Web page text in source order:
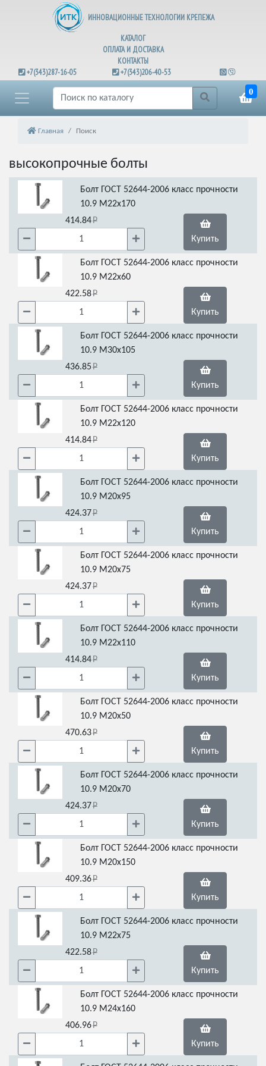
ИННОВАЦИОННЫЕ ТЕХНОЛОГИИ КРЕПЕЖА
КАТАЛОГ
ОПЛАТА И ДОСТАВКА
КОНТАКТЫ
+7(343)287-16-05
+7(343)206-40-53
0
Главная Поиск
высокопрочные болты
Болт ГОСТ 52644-2006 класс прочности
10.9 М22х170
414.84
Купить
Болт ГОСТ 52644-2006 класс прочности
10.9 М22х60
422.58
Купить
Болт ГОСТ 52644-2006 класс прочности
10.9 М30х105
436.85
Купить
Болт ГОСТ 52644-2006 класс прочности
10.9 М22х120
414.84
Купить
Болт ГОСТ 52644-2006 класс прочности
10.9 М20х95
424.37
Купить
Болт ГОСТ 52644-2006 класс прочности
10.9 М20х75
424.37
Купить
Болт ГОСТ 52644-2006 класс прочности
10.9 М22х110
414.84
Купить
Болт ГОСТ 52644-2006 класс прочности
10.9 М20х50
470.63
Купить
Болт ГОСТ 52644-2006 класс прочности
10.9 М20х70
424.37
Купить
Болт ГОСТ 52644-2006 класс прочности
10.9 М20х150
409.36
Купить
Болт ГОСТ 52644-2006 класс прочности
10.9 М22х75
422.58
Купить
Болт ГОСТ 52644-2006 класс прочности
10.9 М24х160
406.96
Купить